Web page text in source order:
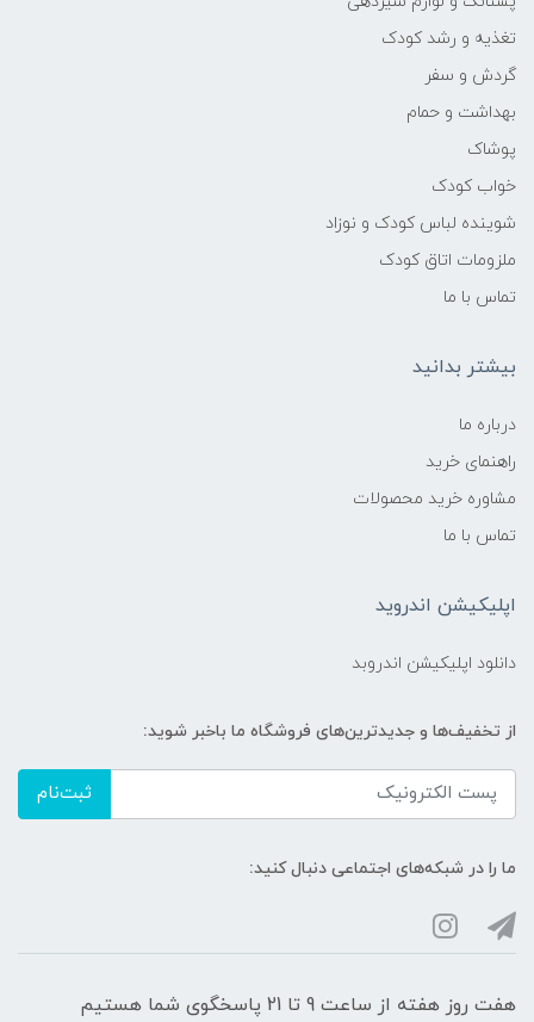
تغذیه و رشد کودک
گردش و سفر
بهداشت و حمام
پوشاک
خواب کودک
شوینده لباس کودک و نوزاد
ملزومات اتاق کودک
تماس با ما
بیشتر بدانید
درباره ما
راهنمای خرید
مشاوره خرید محصولات
تماس با ما
اپلیکیشن اندروید
دانلود اپلیکیشن اندروبد
از تخفیف‌ها و جدیدترین‌های فروشگاه ما باخبر شوید:
ثبت‌نام
ما را در شبکه‌های اجتماعی دنبال کنید:
هفت روز هفته از ساعت 9 تا 21 پاسخگوی شما هستیم